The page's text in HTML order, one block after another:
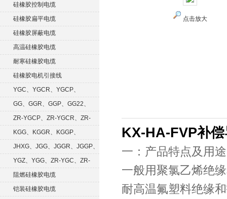
硅橡胶控制电缆
硅橡胶扁平电缆
硅橡胶屏蔽电缆
高温硅橡胶电缆
耐寒硅橡胶电缆
硅橡胶电机引接线
YGC、YGCR、YGCP、
YGCRP
GG、GGR、GGP、GG22、
GGRP
ZR-YGCP、ZR-YGCR、ZR-
YGCRP
KGG、KGGR、KGGP、
KGGRP
JHXG、JGG、JGGR、JGGP、
JGGFYGZ、YGG、ZR-YGC、ZR-
KGG阻燃硅橡胶电缆
铠装硅橡胶电缆
点击放大
KX-HA-FVP补
一：产品特点及用途
一般用聚氯乙烯绝
耐高温氟塑料绝缘